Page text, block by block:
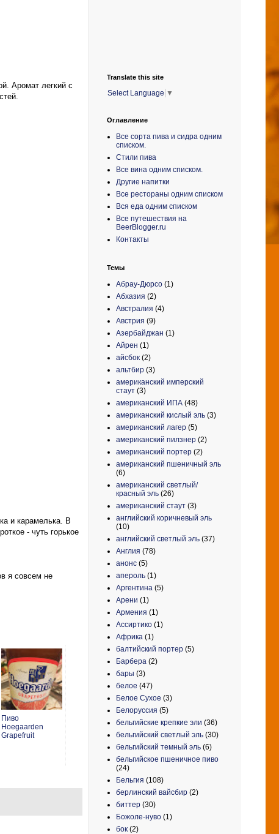
Аромат легкий с
и карамелька. В
- чуть горькое
я совсем не
Пиво
Hoegaarden
Grapefruit
Translate this site
Select Language ▼
Оглавление
Все сорта пива и сидра одним
списком.
Стили пива
Все вина одним списком.
Другие напитки
Все рестораны одним списком
Вся еда одним списком
Все путешествия на
BeerBlogger.ru
Контакты
Темы
Абрау-Дюрсо (1)
Абхазия (2)
Австралия (4)
Австрия (9)
Азербайджан (1)
Айрен (1)
айсбок (2)
альтбир (3)
американский имперский
стаут (3)
американский ИПА (48)
американский кислый эль (3)
американский лагер (5)
американский пилзнер (2)
американский портер (2)
американский пшеничный эль
(6)
американский светлый/
красный эль (26)
американский стаут (3)
английский коричневый эль
(10)
английский светлый эль (37)
Англия (78)
анонс (5)
апероль (1)
Аргентина (5)
Арени (1)
Армения (1)
Ассиртико (1)
Африка (1)
балтийский портер (5)
Барбера (2)
бары (3)
белое (47)
Белое Сухое (3)
Белоруссия (5)
бельгийские крепкие эли (36)
бельгийский светлый эль (30)
бельгийский темный эль (6)
бельгийское пшеничное пиво
(24)
Бельгия (108)
берлинский вайсбир (2)
биттер (30)
Божоле-нуво (1)
бок (2)